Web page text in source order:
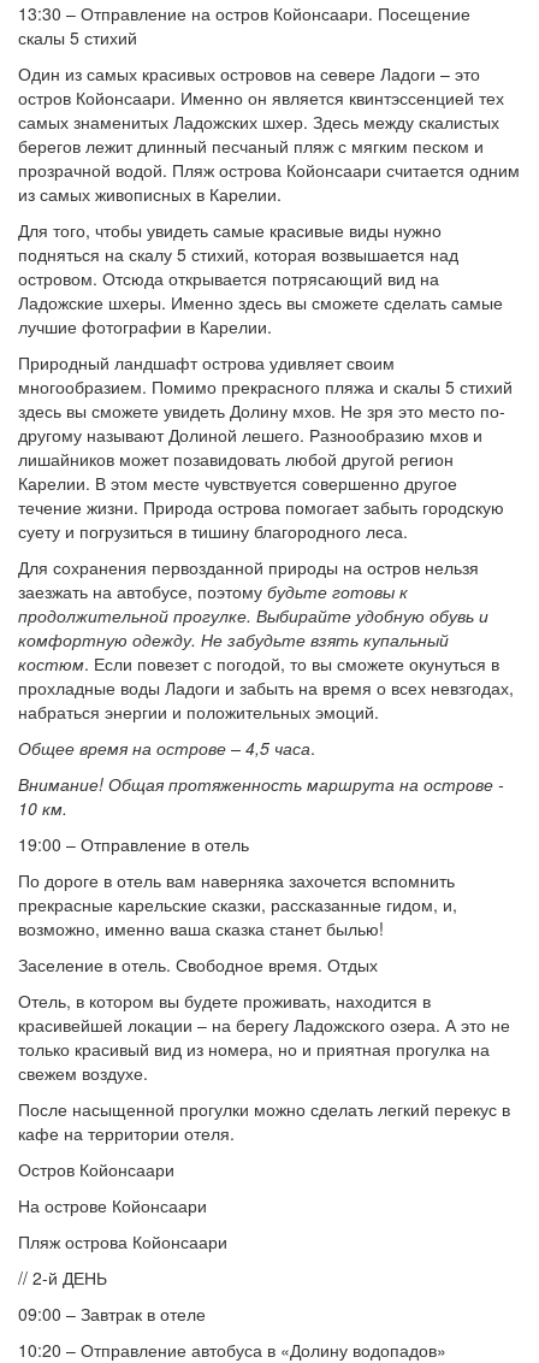
13:30 – Отправление на остров Койонсаари. Посещение
скалы 5 стихий
Один из самых красивых островов на севере Ладоги – это
остров Койонсаари. Именно он является квинтэссенцией тех
самых знаменитых Ладожских шхер. Здесь между скалистых
берегов лежит длинный песчаный пляж с мягким песком и
прозрачной водой. Пляж острова Койонсаари считается одним
из самых живописных в Карелии.
Для того, чтобы увидеть самые красивые виды нужно
подняться на скалу 5 стихий, которая возвышается над
островом. Отсюда открывается потрясающий вид на
Ладожские шхеры. Именно здесь вы сможете сделать самые
лучшие фотографии в Карелии.
Природный ландшафт острова удивляет своим
многообразием. Помимо прекрасного пляжа и скалы 5 стихий
здесь вы сможете увидеть Долину мхов. Не зря это место по-
другому называют Долиной лешего. Разнообразию мхов и
лишайников может позавидовать любой другой регион
Карелии. В этом месте чувствуется совершенно другое
течение жизни. Природа острова помогает забыть городскую
суету и погрузиться в тишину благородного леса.
Для сохранения первозданной природы на остров нельзя
заезжать на автобусе, поэтому будьте готовы к
продолжительной прогулке. Выбирайте удобную обувь и
комфортную одежду. Не забудьте взять купальный
костюм. Если повезет с погодой, то вы сможете окунуться в
прохладные воды Ладоги и забыть на время о всех невзгодах,
набраться энергии и положительных эмоций.
Общее время на острове – 4,5 часа.
Внимание! Общая протяженность маршрута на острове -
10 км.
19:00 – Отправление в отель
По дороге в отель вам наверняка захочется вспомнить
прекрасные карельские сказки, рассказанные гидом, и,
возможно, именно ваша сказка станет былью!
Заселение в отель. Свободное время. Отдых
Отель, в котором вы будете проживать, находится в
красивейшей локации – на берегу Ладожского озера. А это не
только красивый вид из номера, но и приятная прогулка на
свежем воздухе.
После насыщенной прогулки можно сделать легкий перекус в
кафе на территории отеля.
Остров Койонсаари
На острове Койонсаари
Пляж острова Койонсаари
// 2-й ДЕНЬ
09:00 – Завтрак в отеле
10:20 – Отправление автобуса в «Долину водопадов»